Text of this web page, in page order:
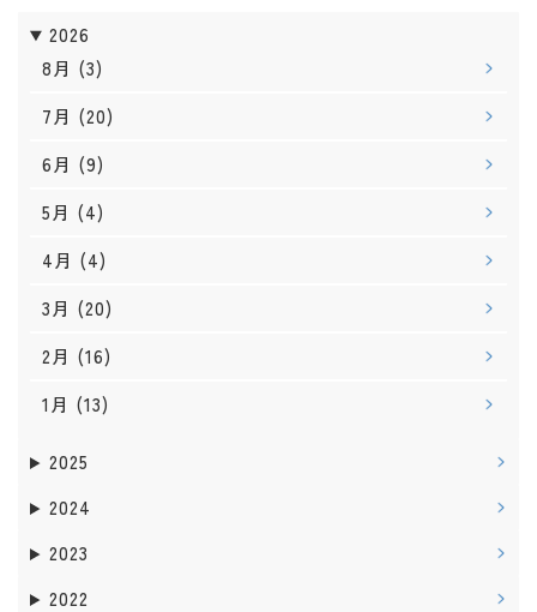
2026
8月 (3)
7月 (20)
6月 (9)
5月 (4)
4月 (4)
3月 (20)
2月 (16)
1月 (13)
2025
2024
2023
2022